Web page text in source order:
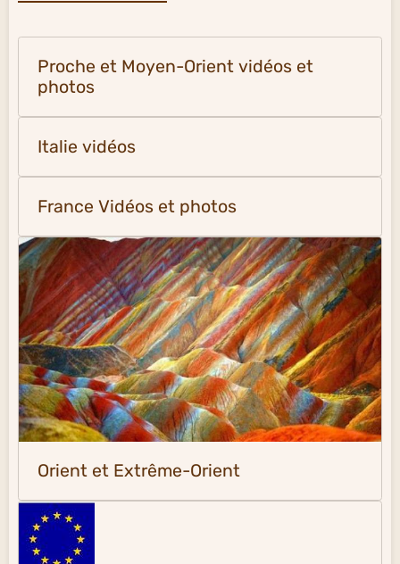
Proche et Moyen-Orient vidéos et
photos
Italie vidéos
France Vidéos et photos
Orient et Extrême-Orient